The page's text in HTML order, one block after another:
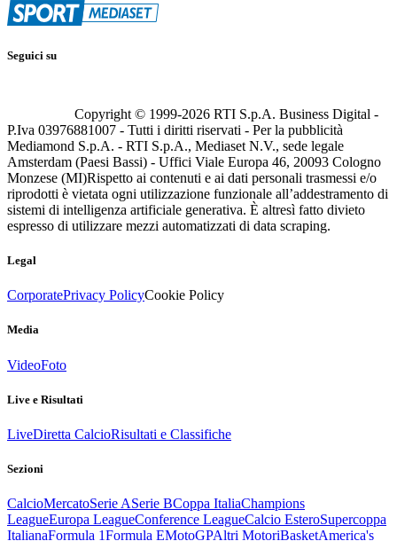
Seguici su
Copyright © 1999-2026 RTI S.p.A. Business Digital -
P.Iva 03976881007 - Tutti i diritti riservati - Per la pubblicità
Mediamond S.p.A. - RTI S.p.A., Mediaset N.V., sede legale
Amsterdam (Paesi Bassi) - Uffici Viale Europa 46, 20093 Cologno
Monzese (MI)Rispetto ai contenuti e ai dati personali trasmessi e/o
riprodotti è vietata ogni utilizzazione funzionale all’addestramento di
sistemi di intelligenza artificiale generativa. È altresì fatto divieto
espresso di utilizzare mezzi automatizzati di data scraping.
Legal
CorporatePrivacy PolicyCookie Policy
Media
VideoFoto
Live e Risultati
LiveDiretta CalcioRisultati e Classifiche
Sezioni
CalcioMercatoSerie ASerie BCoppa ItaliaChampions
LeagueEuropa LeagueConference LeagueCalcio EsteroSupercoppa
ItalianaFormula 1Formula EMotoGPAltri MotoriBasketAmerica's